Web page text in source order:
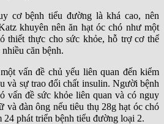
cơ bệnh tiểu đường là khá cao, nên
khuyên nên ăn hạt óc chó như một
thiết thực cho sức khỏe, hỗ trợ cơ thể
căn bệnh.
vấn đề chủ yếu liên quan đến kiểm
và sự trao đổi chất insulin. Người bệnh
vấn đề sức khỏe liên quan và có nguy
và đàn ông nếu tiêu thụ 28g hạt óc chó
phát triển bệnh tiểu đường loại 2.